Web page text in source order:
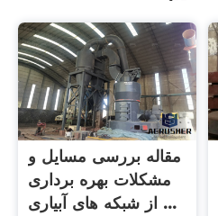
مقاله بررسی مسایل و
مشکلات بهره برداری
از شبکه های آبیاری ...